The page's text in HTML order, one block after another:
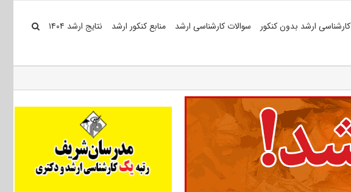
کارشناسی ارشد بدون کنکور سوالات کارشناسی ارشد منابع کنکور ارشد نتایج ارشد ۱۴۰۴